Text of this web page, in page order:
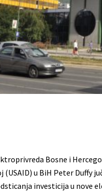
Bosne i
u BiH Peter Duffy
investicija u nove